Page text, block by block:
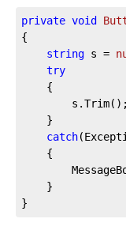
private void
{
string s =
try
catch
}